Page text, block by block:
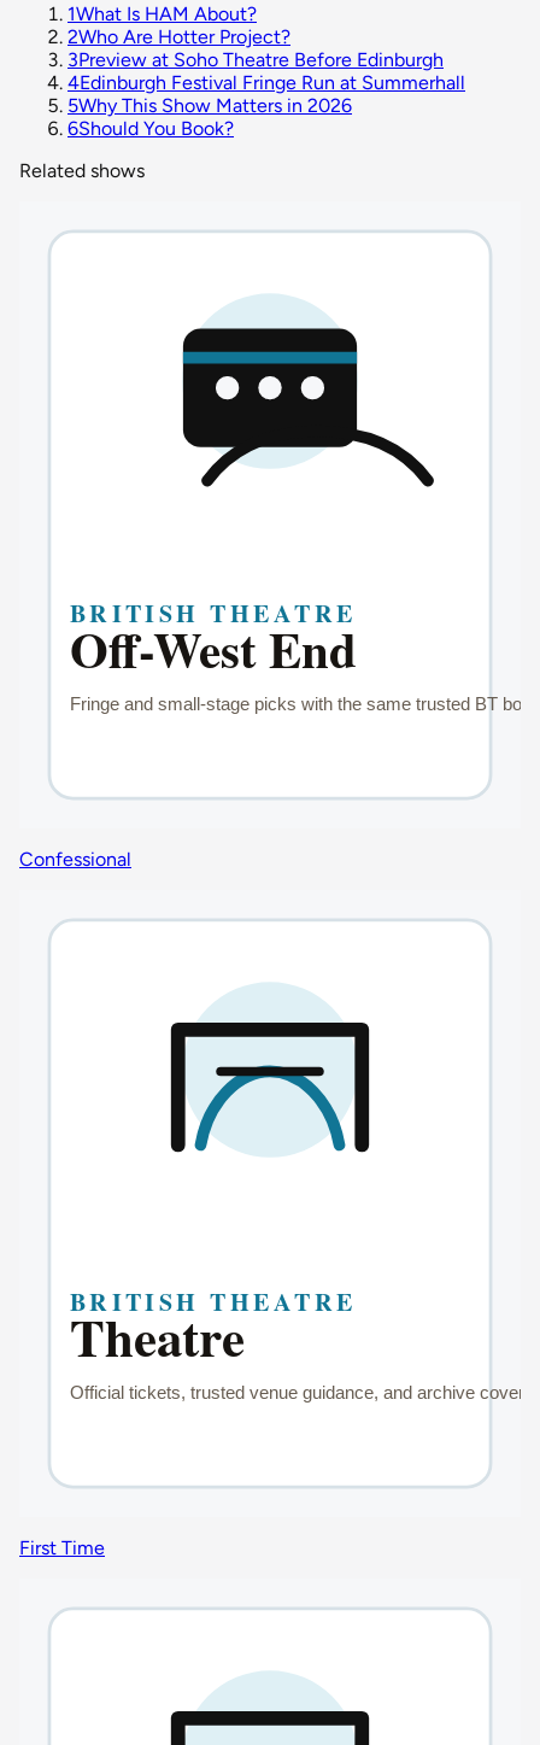
1What Is HAM About?
2Who Are Hotter Project?
3Preview at Soho Theatre Before Edinburgh
4Edinburgh Festival Fringe Run at Summerhall
5Why This Show Matters in 2026
6Should You Book?
Related shows
Confessional
First Time